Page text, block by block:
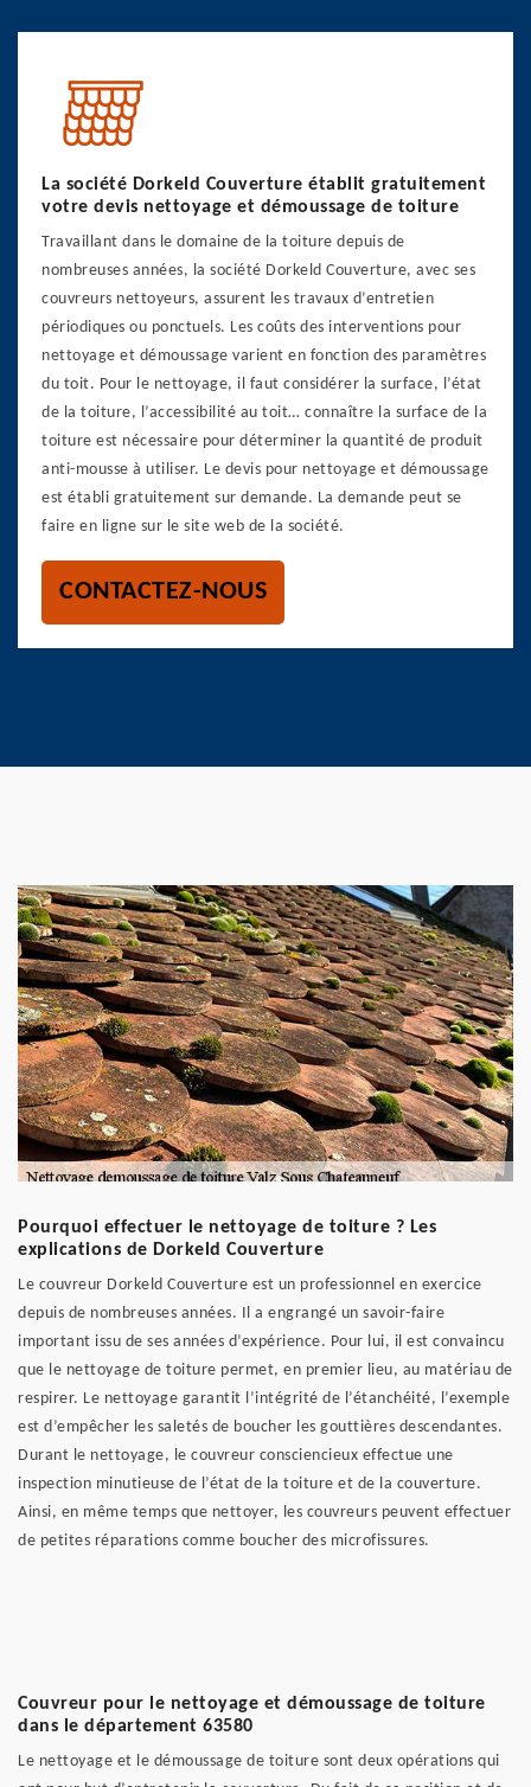
La société Dorkeld Couverture établit gratuitement
votre devis nettoyage et démoussage de toiture
Travaillant dans le domaine de la toiture depuis de
nombreuses années, la société Dorkeld Couverture, avec ses
couvreurs nettoyeurs, assurent les travaux d’entretien
périodiques ou ponctuels. Les coûts des interventions pour
nettoyage et démoussage varient en fonction des paramètres
du toit. Pour le nettoyage, il faut considérer la surface, l’état
de la toiture, l’accessibilité au toit… connaître la surface de la
toiture est nécessaire pour déterminer la quantité de produit
anti-mousse à utiliser. Le devis pour nettoyage et démoussage
est établi gratuitement sur demande. La demande peut se
faire en ligne sur le site web de la société.
CONTACTEZ-NOUS
Pourquoi effectuer le nettoyage de toiture ? Les
explications de Dorkeld Couverture
Le couvreur Dorkeld Couverture est un professionnel en exercice
depuis de nombreuses années. Il a engrangé un savoir-faire
important issu de ses années d’expérience. Pour lui, il est convaincu
que le nettoyage de toiture permet, en premier lieu, au matériau de
respirer. Le nettoyage garantit l’intégrité de l’étanchéité, l’exemple
est d’empêcher les saletés de boucher les gouttières descendantes.
Durant le nettoyage, le couvreur consciencieux effectue une
inspection minutieuse de l’état de la toiture et de la couverture.
Ainsi, en même temps que nettoyer, les couvreurs peuvent effectuer
de petites réparations comme boucher des microfissures.
Couvreur pour le nettoyage et démoussage de toiture
dans le département 63580
Le nettoyage et le démoussage de toiture sont deux opérations qui